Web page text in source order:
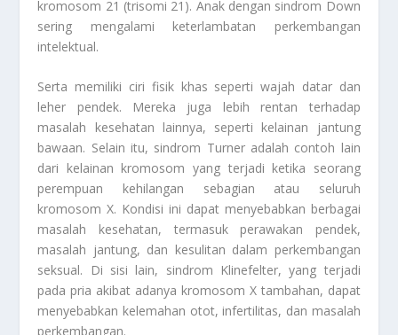
kromosom 21 (trisomi 21). Anak dengan sindrom Down
sering mengalami keterlambatan perkembangan
intelektual.
Serta memiliki ciri fisik khas seperti wajah datar dan
leher pendek. Mereka juga lebih rentan terhadap
masalah kesehatan lainnya, seperti kelainan jantung
bawaan. Selain itu, sindrom Turner adalah contoh lain
dari kelainan kromosom yang terjadi ketika seorang
perempuan kehilangan sebagian atau seluruh
kromosom X. Kondisi ini dapat menyebabkan berbagai
masalah kesehatan, termasuk perawakan pendek,
masalah jantung, dan kesulitan dalam perkembangan
seksual. Di sisi lain, sindrom Klinefelter, yang terjadi
pada pria akibat adanya kromosom X tambahan, dapat
menyebabkan kelemahan otot, infertilitas, dan masalah
perkembangan.